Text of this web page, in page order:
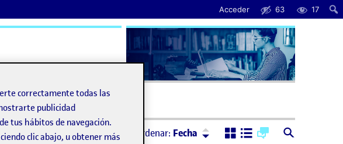
Acceder 63 17
Ayuda
Ordenar: Fecha Ordenar:Descendente
correctamente todas las
publicidad
tus hábitos de navegación.
clic abajo, u obtener más